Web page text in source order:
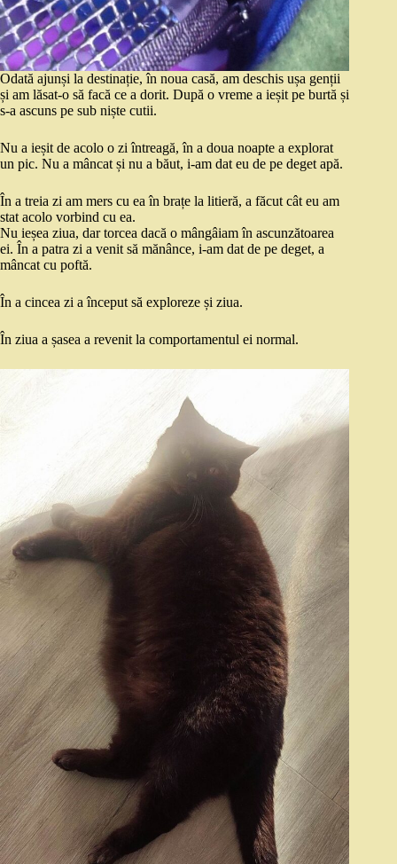
Odată ajunși la destinație, în noua casă, am deschis ușa genții
și am lăsat-o să facă ce a dorit. După o vreme a ieșit pe burtă și
s-a ascuns pe sub niște cutii.
Nu a ieșit de acolo o zi întreagă, în a doua noapte a explorat
un pic. Nu a mâncat și nu a băut, i-am dat eu de pe deget apă.
În a treia zi am mers cu ea în brațe la litieră, a făcut cât eu am
stat acolo vorbind cu ea.
Nu ieșea ziua, dar torcea dacă o mângâiam în ascunzătoarea
ei. În a patra zi a venit să mănânce, i-am dat de pe deget, a
mâncat cu poftă.
În a cincea zi a început să exploreze și ziua.
În ziua a șasea a revenit la comportamentul ei normal.